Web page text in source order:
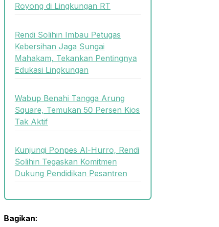
Royong di Lingkungan RT
Rendi Solihin Imbau Petugas
Kebersihan Jaga Sungai
Mahakam, Tekankan Pentingnya
Edukasi Lingkungan
Wabup Benahi Tangga Arung
Square, Temukan 50 Persen Kios
Tak Aktif
Kunjungi Ponpes Al-Hurro, Rendi
Solihin Tegaskan Komitmen
Dukung Pendidikan Pesantren
Bagikan: